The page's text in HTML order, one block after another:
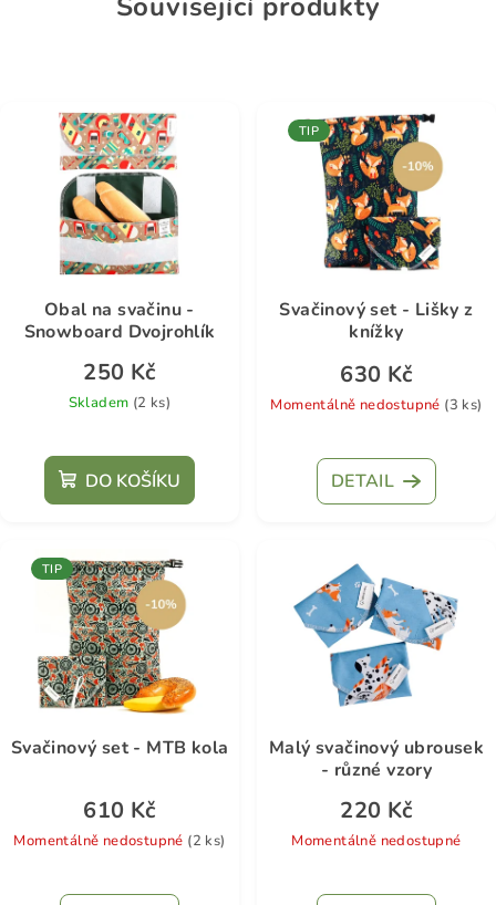
Obal na svačinu -
Snowboard Dvojrohlík
250 Kč
Skladem (2 ks)
DO KOŠÍKU
TIP
Svačinový set - Lišky z
knížky
630 Kč
Momentálně nedostupné (3 ks)
DETAIL
TIP
Svačinový set - MTB kola
610 Kč
Momentálně nedostupné (2 ks)
Malý svačinový ubrousek
- různé vzory
220 Kč
Momentálně nedostupné